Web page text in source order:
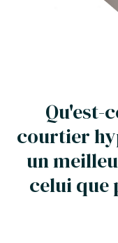
Qu'est-
courtier
un
celui que